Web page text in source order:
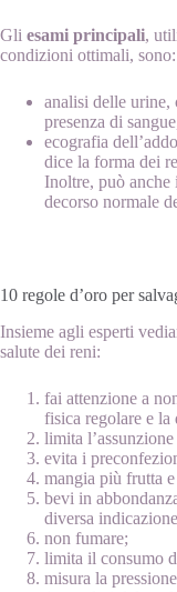
Gli esami principali,
condizioni ottimali, sono:
analisi delle urine,
presenza di
ecografia
dice la forma dei
Inoltre, può anche
decorso normale
10 regole d’oro per
Insieme agli esperti
salute dei reni:
fai attenzione a
fisica regolare e la
limita
evita i
mangia più frutta
bevi in
diversa
non fumare;
limita il consumo
misura la